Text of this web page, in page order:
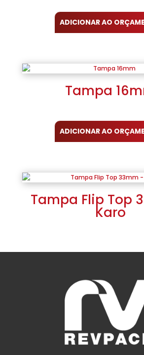
ADICIONAR AO
Tampa
ADICIONAR AO
Tampa Flip Top
Karo